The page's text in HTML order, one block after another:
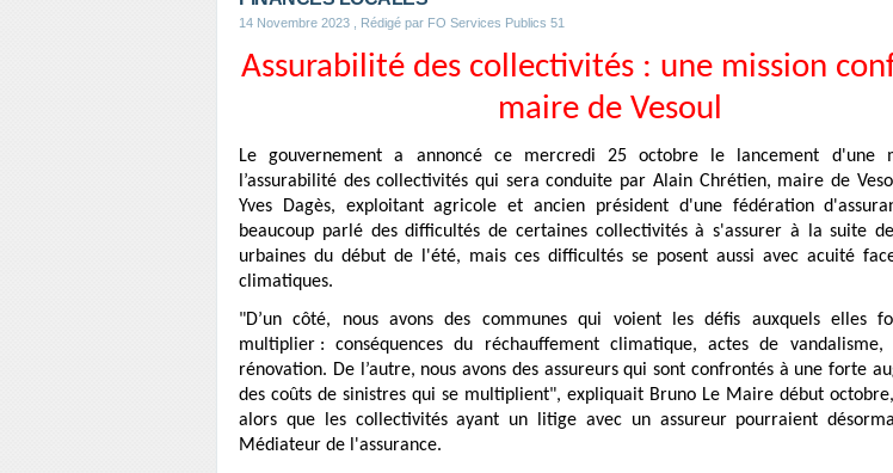
14 Novembre 2023 , Rédigé par FO Services Publics 51
Assurabilité des collectivités : une mission
maire de Vesoul
Le gouvernement a annoncé ce mercredi 25 octobre le lancement d'une
l’assurabilité des collectivités qui sera conduite par Alain Chrétien, maire de
Yves Dagès, exploitant agricole et ancien président d'une fédération
beaucoup parlé des difficultés de certaines collectivités à s'assurer à la suite
urbaines du début de l'été, mais ces difficultés se posent aussi avec acuité
climatiques.
"D’un côté, nous avons des communes qui voient les défis auxquels elles
multiplier : conséquences du réchauffement climatique, actes de vandalisme,
rénovation. De l’autre, nous avons des assureurs qui sont confrontés à une forte
des coûts de sinistres qui se multiplient", expliquait Bruno Le Maire début
alors que les collectivités ayant un litige avec un assureur pourraient
Médiateur de l'assurance.